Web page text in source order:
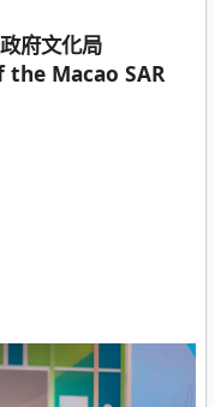
府文化局
Macao SAR